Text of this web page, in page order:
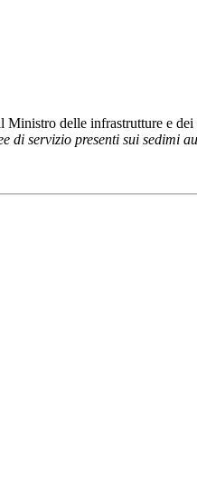
delle infrastrutture e
di servizio presenti sui sedimi